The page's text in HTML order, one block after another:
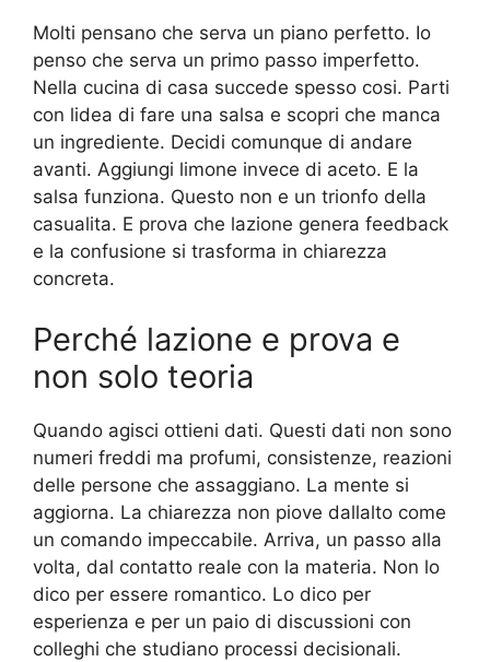
Molti pensano che serva un piano perfetto. Io
penso che serva un primo passo imperfetto.
Nella cucina di casa succede spesso cosi. Parti
con lidea di fare una salsa e scopri che manca
un ingrediente. Decidi comunque di andare
avanti. Aggiungi limone invece di aceto. E la
salsa funziona. Questo non e un trionfo della
casualita. E prova che lazione genera feedback
e la confusione si trasforma in chiarezza
concreta.
Perché lazione e prova e
non solo teoria
Quando agisci ottieni dati. Questi dati non sono
numeri freddi ma profumi, consistenze, reazioni
delle persone che assaggiano. La mente si
aggiorna. La chiarezza non piove dallalto come
un comando impeccabile. Arriva, un passo alla
volta, dal contatto reale con la materia. Non lo
dico per essere romantico. Lo dico per
esperienza e per un paio di discussioni con
colleghi che studiano processi decisionali.